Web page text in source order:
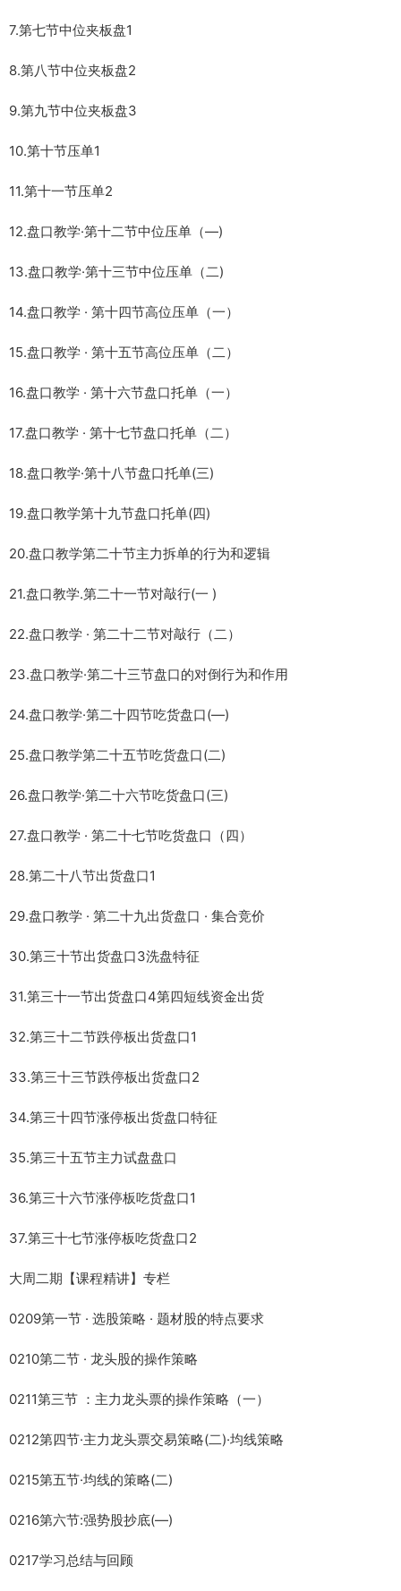
7.第七节中位夹板盘1
8.第八节中位夹板盘2
9.第九节中位夹板盘3
10.第十节压单1
11.第十一节压单2
12.盘口教学·第十二节中位压单（—)
13.盘口教学·第十三节中位压单（二)
14.盘口教学 · 第十四节高位压单（一）
15.盘口教学 · 第十五节高位压单（二）
16.盘口教学 · 第十六节盘口托单（一）
17.盘口教学 · 第十七节盘口托单（二）
18.盘口教学·第十八节盘口托单(三)
19.盘口教学第十九节盘口托单(四)
20.盘口教学第二十节主力拆单的行为和逻辑
21.盘口教学.第二十一节对敲行(一 )
22.盘口教学 · 第二十二节对敲行（二）
23.盘口教学·第二十三节盘口的对倒行为和作用
24.盘口教学·第二十四节吃货盘口(—)
25.盘口教学第二十五节吃货盘口(二)
26.盘口教学·第二十六节吃货盘口(三)
27.盘口教学 · 第二十七节吃货盘口（四）
28.第二十八节出货盘口1
29.盘口教学 · 第二十九出货盘口 · 集合竞价
30.第三十节出货盘口3洗盘特征
31.第三十一节出货盘口4第四短线资金出货
32.第三十二节跌停板出货盘口1
33.第三十三节跌停板出货盘口2
34.第三十四节涨停板出货盘口特征
35.第三十五节主力试盘盘口
36.第三十六节涨停板吃货盘口1
37.第三十七节涨停板吃货盘口2
大周二期【课程精讲】专栏
0209第一节 · 选股策略 · 题材股的特点要求
0210第二节 · 龙头股的操作策略
0211第三节 ：主力龙头票的操作策略（一）
0212第四节·主力龙头票交易策略(二)·均线策略
0215第五节·均线的策略(二)
0216第六节:强势股抄底(—)
0217学习总结与回顾